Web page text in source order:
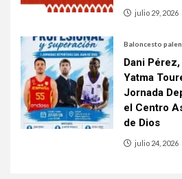
julio 29, 2026
Baloncesto
Dani
Yatma
Jornada
el Centro
de Dios
julio 24, 2026